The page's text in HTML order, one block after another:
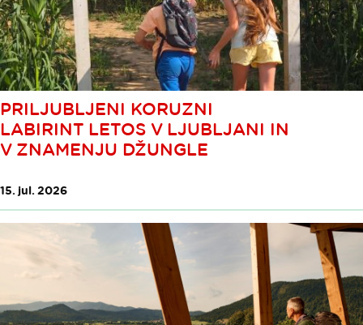
PRILJUBLJENI KORUZNI
LABIRINT LETOS V LJUBLJANI IN
V ZNAMENJU DŽUNGLE
15. jul. 2026